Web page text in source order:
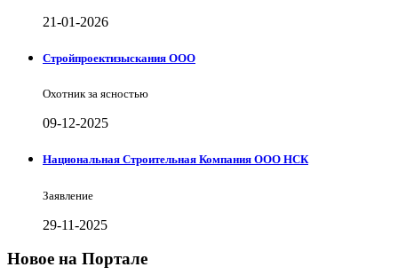
21-01-2026
Стройпроектизыскания ООО
Охотник за ясностью
09-12-2025
Национальная Строительная Компания ООО НСК
Заявление
29-11-2025
Новое на Портале